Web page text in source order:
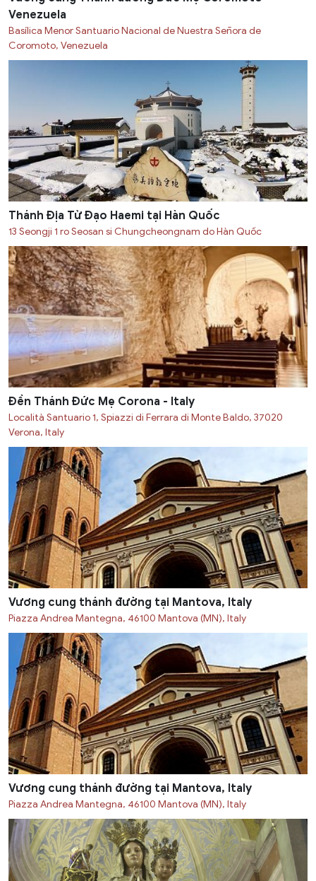
Venezuela
Basílica Menor Santuario Nacional de Nuestra Señora de
Coromoto, Venezuela
Thánh Địa Tử Đạo Haemi tại Hàn Quốc
13 Seongji 1 ro Seosan si Chungcheongnam do Hàn Quốc
Đền Thánh Đức Mẹ Corona - Italy
Località Santuario 1, Spiazzi di Ferrara di Monte Baldo, 37020
Verona, Italy
Vương cung thánh đường tại Mantova, Italy
Piazza Andrea Mantegna, 46100 Mantova (MN), Italy
Vương cung thánh đường tại Mantova, Italy
Piazza Andrea Mantegna, 46100 Mantova (MN), Italy